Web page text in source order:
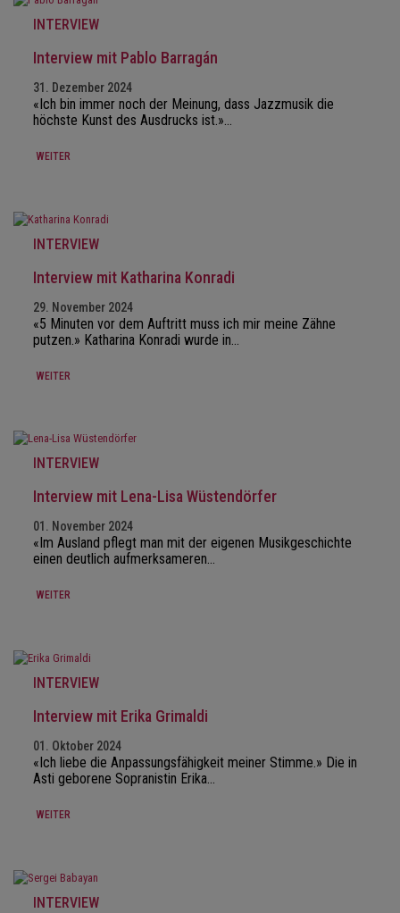
INTERVIEW
Interview mit Pablo Barragán
31. Dezember 2024
«Ich bin immer noch der Meinung, dass Jazzmusik die
höchste Kunst des Ausdrucks ist.»…
WEITER
INTERVIEW
Interview mit Katharina Konradi
29. November 2024
«5 Minuten vor dem Auftritt muss ich mir meine Zähne
putzen.» Katharina Konradi wurde in…
WEITER
INTERVIEW
Interview mit Lena-Lisa Wüstendörfer
01. November 2024
«Im Ausland pflegt man mit der eigenen Musikgeschichte
einen deutlich aufmerksameren…
WEITER
INTERVIEW
Interview mit Erika Grimaldi
01. Oktober 2024
«Ich liebe die Anpassungsfähigkeit meiner Stimme.» Die in
Asti geborene Sopranistin Erika…
WEITER
INTERVIEW